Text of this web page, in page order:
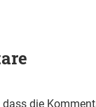
dass die